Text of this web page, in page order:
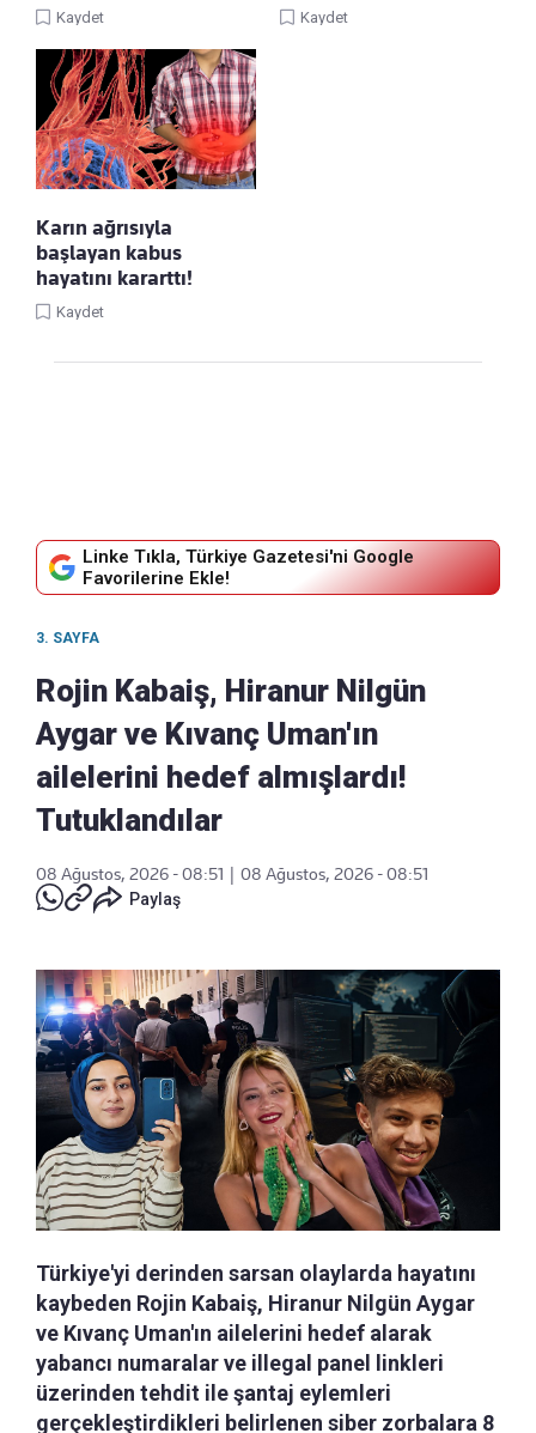
Kaydet Kaydet
Karın ağrısıyla
başlayan kabus
hayatını kararttı!
Kaydet
Linke Tıkla, Türkiye Gazetesi'ni Google
Favorilerine Ekle!
3. SAYFA
Rojin Kabaiş, Hiranur Nilgün
Aygar ve Kıvanç Uman'ın
ailelerini hedef almışlardı!
Tutuklandılar
08 Ağustos, 2026 - 08:51
08 Ağustos, 2026 - 08:51
Paylaş
Türkiye'yi derinden sarsan olaylarda hayatını
kaybeden Rojin Kabaiş, Hiranur Nilgün Aygar
ve Kıvanç Uman'ın ailelerini hedef alarak
yabancı numaralar ve illegal panel linkleri
üzerinden tehdit ile şantaj eylemleri
gerçekleştirdikleri belirlenen siber zorbalara 8